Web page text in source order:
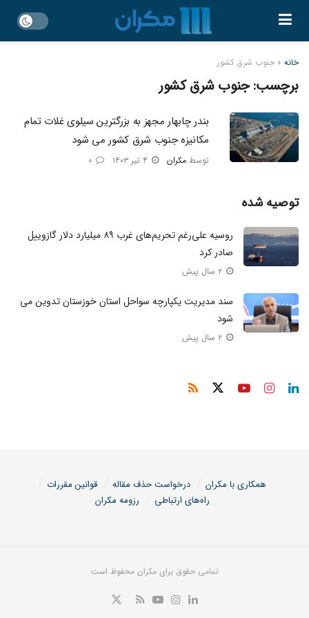
خانه » جنوب شرق کشور
برچسب:جنوب شرق کشور
بندر چابهار مجهز به بزرگترین سیلوی غلات تمام
مکانیزه جنوب شرق کشور می شود
توسط مکران
توصیه شده
روسیه علی‌رغم تحریم‌های غرب ۸۹ میلیارد دلار گازوییل
صادر کرد
سند مدیریت یکپارچه سواحل استان خوزستان تدوین می
شود
همکاری با مکران درخواست حذف مقاله
قوانین مقررات
راه‌های ارتباطی
رزومه مکران
تمامی حقوق برای مکران محفوظ است